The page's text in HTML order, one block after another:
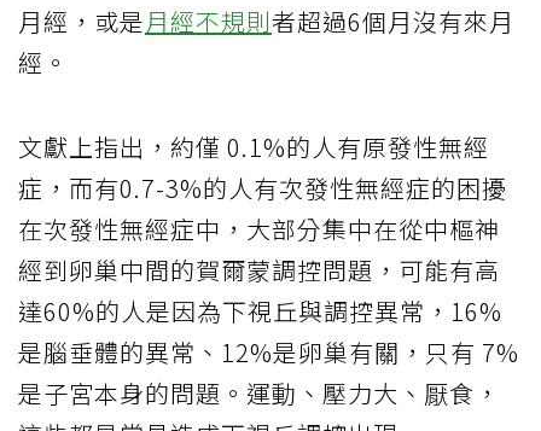
月經，或是月經不規則者超過6個月沒有來月
經。
文獻上指出，約僅 0.1%的人有原發性無經
症，而有0.7-3%的人有次發性無經症的困擾
在次發性無經症中，大部分集中在從中樞神
經到卵巢中間的賀爾蒙調控問題，可能有高
達60%的人是因為下視丘與調控異常，16%
是腦垂體的異常、12%是卵巢有關，只有 7%
是子宮本身的問題。運動、壓力大、厭食，